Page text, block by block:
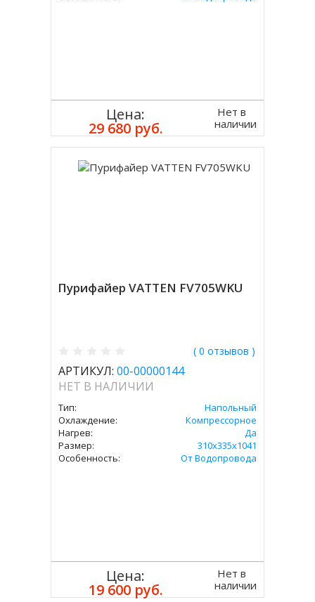
Цена:
29 680 руб.
Нет в
наличии
Пурифайер VATTEN FV705WKU
( 0 отзывов )
АРТИКУЛ: 00-00000144
НЕТ В НАЛИЧИИ
Тип:
Напольный
Охлаждение:
Компрессорное
Нагрев:
Да
Размер:
310х335х1041
Особенность:
От Водопровода
Цена:
19 600 руб.
Нет в
наличии